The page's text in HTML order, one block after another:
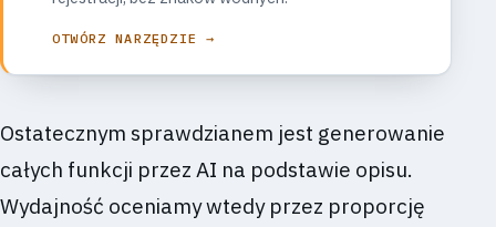
OTWÓRZ NARZĘDZIE →
Ostatecznym sprawdzianem jest generowanie
całych funkcji przez AI na podstawie opisu.
Wydajność oceniamy wtedy przez proporcję